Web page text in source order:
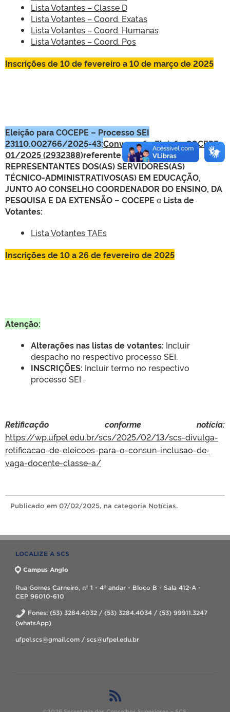
Lista Votantes – Classe D
Lista Votantes – Coord. Exatas
Lista Votantes – Coord. Humanas
Lista Votantes – Coord. Pos
Inscrições de 10 de fevereiro a 10 de março de 2025
Eleição para COCEPE – Processo SEI
23110.002766/2025-43:Convocação Eleição COCEPE
01/2025 (2932388)referente à ELEIÇÃO DE
REPRESENTANTES DOS(AS) SERVIDORES(AS)
TÉCNICO-ADMINISTRATIVOS(AS) EM EDUCAÇÃO​,
JUNTO AO CONSELHO COORDENADOR DO ENSINO, DA
PESQUISA E DA EXTENSÃO – COCEPE e Lista de
Votantes:
Lista Votantes TAEs
Inscrições de 10 a 26 de fevereiro de 2025
Atenção:
Alterações nas listas de votantes: Incluir
despacho no respectivo processo SEI.
INSCRIÇÕES: Incluir termo no respectivo
processo SEI .
Retificação conforme notícia:
https://wp.ufpel.edu.br/scs/2025/02/13/scs-divulga-
retificacao-de-eleicoes-para-o-consun-inclusao-de-
vaga-docente-classe-a/
Publicado em 07/02/2025, na categoria Notícias.
LOCALIZE A SCS
Campus Anglo
Rua Gomes Carneiro, nº 1 - 4º andar - Bloco B - Sala 412-A -
CEP 96010-610
Fones: (53) 3284.4032 / (53) 3284.4034 / (53) 99911.3247
(whatsApp)
ufpel.scs@gmail.com / scs@ufpel.edu.br